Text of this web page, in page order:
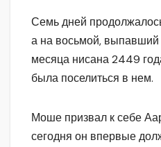
Семь дней
а на восьмой, выпавший
месяца нисана 2449
была поселиться в нем.
Моше призвал к себе
сегодня он впервые